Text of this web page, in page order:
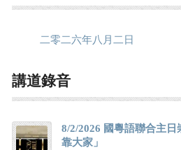
二零二六年八月二日
講道錄音
8/2/2026 國粵語聯合主
靠大家」